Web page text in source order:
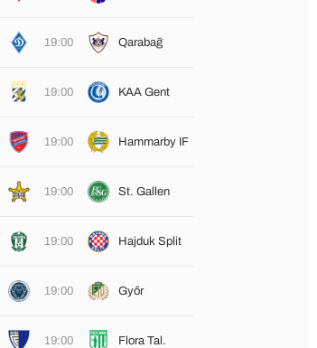
19:00 Qarabağ
19:00 KAA Gent
19:00 Hammarby IF
19:00 St. Gallen
19:00 Hajduk Split
19:00 Győr
19:00 Flora Tal.